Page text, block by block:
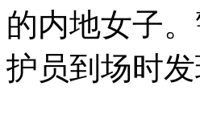
的内地女子
护员到场时